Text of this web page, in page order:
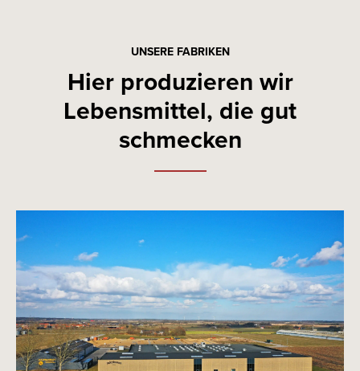
2016
2019
2020
UNSERE FABRIKEN
Hier produzieren wir
Lebensmittel, die gut
schmecken